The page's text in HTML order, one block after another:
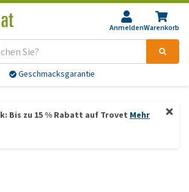
AnmeldenWarenkorb
Geschmacksgarantie
Bis zu 15 % Rabatt auf Trovet Mehr